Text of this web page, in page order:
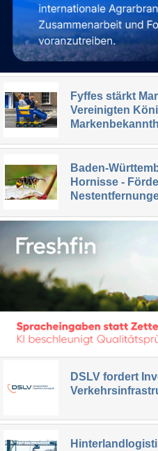
Fyffes stärkt
Vereinigten
Baden-
Hornisse -
DSLV fordert